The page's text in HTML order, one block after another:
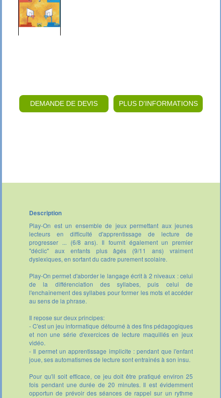
DEMANDE DE DEVIS PLUS D'INFORMATIONS
Description
Play-On est un ensemble de jeux permettant aux jeunes
lecteurs en difficulté d'apprentissage de lecture de
progresser ... (6/8 ans). Il fournit également un premier
"déclic" aux enfants plus âgés (9/11 ans) vraiment
dyslexiques, en sortant du cadre purement scolaire.
Play-On permet d'aborder le langage écrit à 2 niveaux : celui
de la différenciation des syllabes, puis celui de
l'enchaînement des syllabes pour former les mots et accéder
au sens de la phrase.
Il repose sur deux principes:
- C'est un jeu informatique détourné à des fins pédagogiques
et non une série d'exercices de lecture maquillés en jeux
vidéo.
- Il permet un apprentissage implicite : pendant que l'enfant
joue, ses automatismes de lecture sont entraînés à son insu.
Pour qu'il soit efficace, ce jeu doit être pratiqué environ 25
fois pendant une durée de 20 minutes. Il est évidemment
opportun de prévoir des séances de rappel sur un rythme